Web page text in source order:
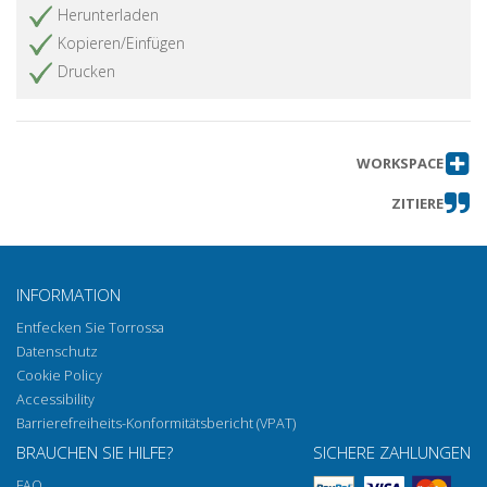
Herunterladen
Kopieren/Einfügen
Drucken
WORKSPACE
ZITIERE
INFORMATION
Entfecken Sie Torrossa
Datenschutz
Cookie Policy
Accessibility
Barrierefreiheits-Konformitätsbericht (VPAT)
BRAUCHEN SIE HILFE? SICHERE ZAHLUNGEN